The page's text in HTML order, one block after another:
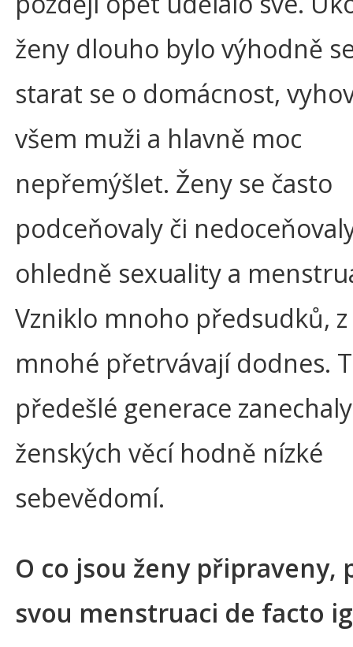
ženy dlouho bylo výhodně
starat se o domácnost,
všem muži a hlavně moc
nepřemýšlet. Ženy se často
podceňovaly či
ohledně sexuality a
Vzniklo mnoho předsudků,
mnohé přetrvávají dodnes.
předešlé generace
ženských věcí hodně nízké
sebevědomí.
O co jsou ženy připraveny,
svou menstruaci de facto